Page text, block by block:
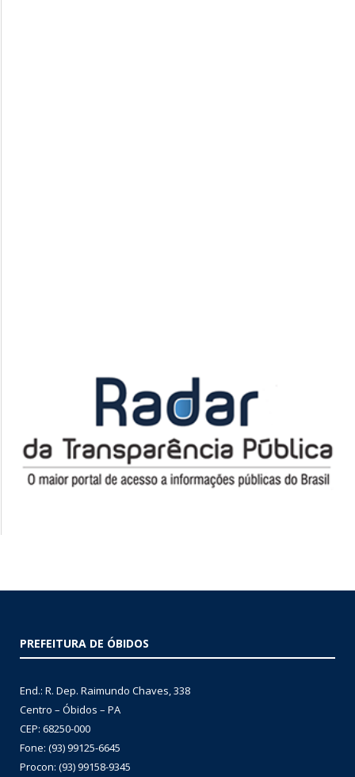
PREFEITURA DE ÓBIDOS
End.: R. Dep. Raimundo Chaves, 338
Centro – Óbidos – PA
CEP: 68250-000
Fone: (93) 99125-6645
Procon: (93) 99158-9345